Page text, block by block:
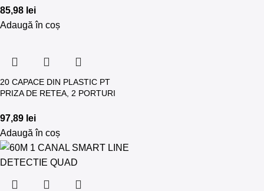
85,98 lei
Adaugă în coș
20 CAPACE DIN PLASTIC PT
PRIZA DE RETEA, 2 PORTURI
97,89 lei
Adaugă în coș